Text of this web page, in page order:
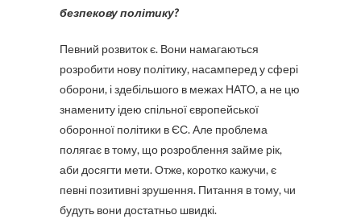
безпекову політику?
Певний розвиток є. Вони намагаються
розробити нову політику, насамперед у сфері
оборони, і здебільшого в межах НАТО, а не цю
знамениту ідею спільної європейської
оборонної політики в ЄС. Але проблема
полягає в тому, що розроблення займе рік,
аби досягти мети. Отже, коротко кажучи, є
певні позитивні зрушення. Питання в тому, чи
будуть вони достатньо швидкі.